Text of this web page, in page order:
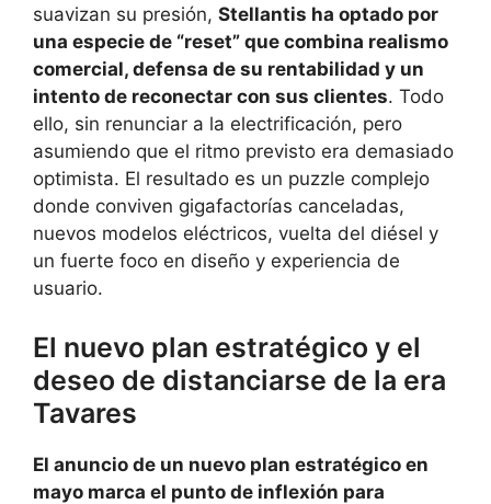
suavizan su presión, Stellantis ha optado por
una especie de “reset” que combina realismo
comercial, defensa de su rentabilidad y un
intento de reconectar con sus clientes. Todo
ello, sin renunciar a la electrificación, pero
asumiendo que el ritmo previsto era demasiado
optimista. El resultado es un puzzle complejo
donde conviven gigafactorías canceladas,
nuevos modelos eléctricos, vuelta del diésel y
un fuerte foco en diseño y experiencia de
usuario.
El nuevo plan estratégico y el
deseo de distanciarse de la era
Tavares
El anuncio de un nuevo plan estratégico en
mayo marca el punto de inflexión para